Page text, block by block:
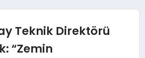
Teknik Direktörü
“Zemin